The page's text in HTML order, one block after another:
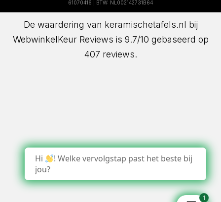
61070416 | BTW: NL002142731B64
De waardering van keramischetafels.nl bij
WebwinkelKeur Reviews is 9.7/10 gebaseerd op
407 reviews.
Hi
! Welke vervolgstap past het beste bij
jou?
1